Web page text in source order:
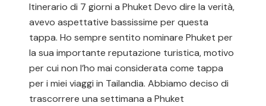
Itinerario di 7 giorni a Phuket Devo dire la verità,
avevo aspettative bassissime per questa
tappa. Ho sempre sentito nominare Phuket per
la sua importante reputazione turistica, motivo
per cui non l’ho mai considerata come tappa
per i miei viaggi in Tailandia. Abbiamo deciso di
trascorrere una settimana a Phuket